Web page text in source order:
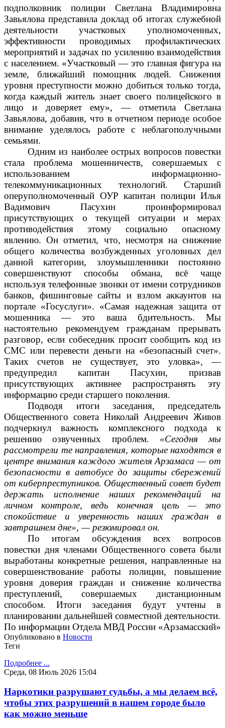
подполковник полиции Светлана Владимировна
Завьялова представила доклад об итогах служебной
деятельности участковых уполномоченных,
эффективности проводимых профилактических
мероприятий и задачах по усилению взаимодействия
с населением. «Участковый — это главная фигура на
земле, ближайший помощник людей. Снижения
уровня преступности можно добиться только тогда,
когда каждый житель знает своего полицейского в
лицо и доверяет ему», — отметила Светлана
Завьялова, добавив, что в отчетном периоде особое
внимание уделялось работе с неблагополучными
семьями.
Одним из наиболее острых вопросов повестки
стала проблема мошенничеств, совершаемых с
использованием информационно-
телекоммуникационных технологий. Старший
оперуполномоченный ОУР капитан полиции Илья
Вадимович Пасухин проинформировал
присутствующих о текущей ситуации и мерах
противодействия этому социально опасному
явлению. Он отметил, что, несмотря на снижение
общего количества возбужденных уголовных дел
данной категории, злоумышленники постоянно
совершенствуют способы обмана, всё чаще
используя телефонные звонки от имени сотрудников
банков, фишинговые сайты и взлом аккаунтов на
портале «Госуслуги». «Самая надежная защита от
мошенника — это ваша бдительность. Мы
настоятельно рекомендуем гражданам прерывать
разговор, если собеседник просит сообщить код из
СМС или перевести деньги на «безопасный счет».
Таких счетов не существует, это уловка», —
предупредил капитан Пасухин, призвав
присутствующих активнее распространять эту
информацию среди старшего поколения.
Подводя итоги заседания, председатель
Общественного совета Николай Андреевич Живов
подчеркнул важность комплексного подхода к
решению озвученных проблем. «Сегодня мы
рассмотрели те направления, которые находятся в
центре внимания каждого жителя Арзамаса — от
безопасности в автобусе до защиты сбережений
от киберпреступников. Общественный совет будет
держать исполнение наших рекомендаций на
личном контроле, ведь конечная цель — это
спокойствие и уверенность наших граждан в
завтрашнем дне», — резюмировал он.
По итогам обсуждения всех вопросов
повестки дня членами Общественного совета были
выработаны конкретные решения, направленные на
совершенствование работы полиции, повышение
уровня доверия граждан и снижение количества
преступлений, совершаемых дистанционным
способом. Итоги заседания будут учтены в
планировании дальнейшей совместной деятельности.
По информации Отдела МВД России «Арзамасский»
Опубликовано в Новости
Теги
Подробнее ...
Среда, 08 Июль 2026 15:04
Наркотики разрушают судьбы, а мы делаем всё,
чтобы этих разрушений в нашем городе было
как можно меньше